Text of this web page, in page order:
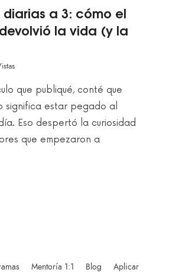
diarias a 3: cómo el
la vida (y la
que publiqué, conté que
significa estar pegado al
Eso despertó la curiosidad
que empezaron a
Mentoría 1:1 Blog
Aplicar